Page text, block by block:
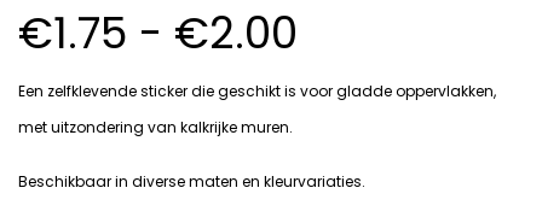
€1.75 - €2.00
€1.75
tot
€2.00
Een zelfklevende sticker die geschikt is voor gladde oppervlakken,
met uitzondering van kalkrijke muren.
Beschikbaar in diverse maten en kleurvariaties.